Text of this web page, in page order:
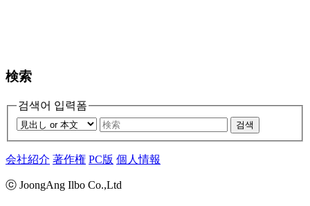
検索
검색어 입력폼
검색
会社紹介 著作権 PC版 個人情報
ⓒ JoongAng Ilbo Co.,Ltd